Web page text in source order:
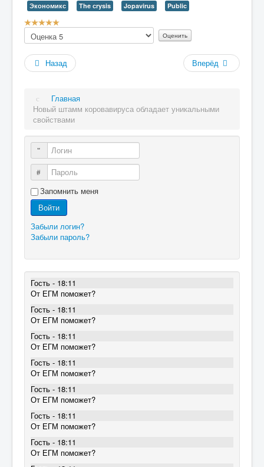
Экономикс The сrysis Jopavirus Public
Рейтинг:
/
Пожалуйста,
оцените
Назад
Вперёд
Главная
Новый штамм коровавируса обладает уникальными
свойствами
Логин
Пароль
Запомнить меня
Войти
Забыли логин?
Забыли пароль?
Гость - 18:11
От ЕГМ поможет?
Гость - 18:11
От ЕГМ поможет?
Гость - 18:11
От ЕГМ поможет?
Гость - 18:11
От ЕГМ поможет?
Гость - 18:11
От ЕГМ поможет?
Гость - 18:11
От ЕГМ поможет?
Гость - 18:11
От ЕГМ поможет?